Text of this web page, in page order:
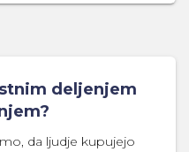
deljenjem
da ljudje kupujejo